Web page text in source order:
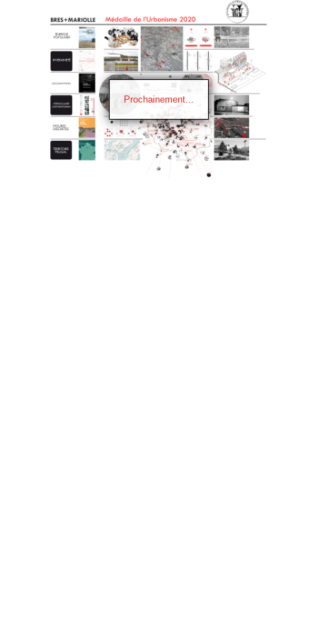
Prochainement...